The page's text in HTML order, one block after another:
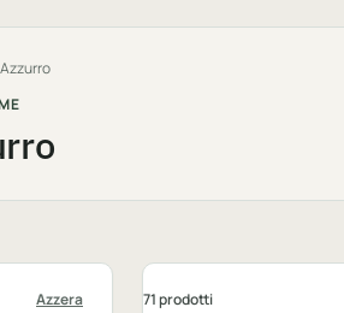
Azzera 71 prodotti